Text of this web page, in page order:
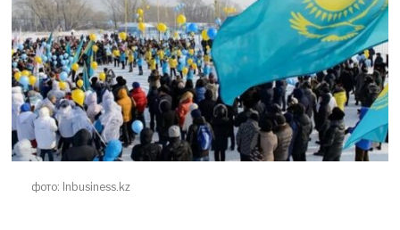
,
2
0
2
1
фото: Inbusiness.kz